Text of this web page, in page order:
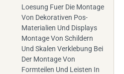
Loesung Fuer Die Montage
Von Dekorativen Pos-
Materialien Und Displays
Montage Von Schildern
Und Skalen Verklebung Bei
Der Montage Von
Formteilen Und Leisten In